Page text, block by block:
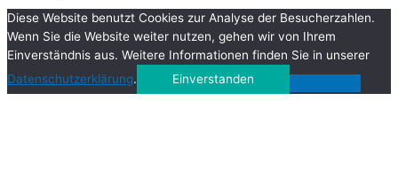
Diese Website benutzt Cookies zur Analyse der Besucherzahlen.
Wenn Sie die Website weiter nutzen, gehen wir von Ihrem
Einverständnis aus. Weitere Informationen finden Sie in unserer
Datenschutzerklärung. Einverstanden